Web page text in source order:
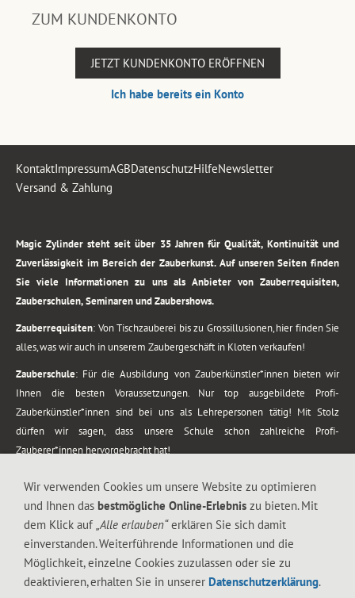
ZUM KUNDENKONTO
JETZT KUNDENKONTO ERÖFFNEN
Ich habe bereits ein Konto
KontaktImpressumAGBDatenschutzHilfeNewsletter
Versand & Zahlung
Magic Zylinder steht seit über 35 Jahren für Qualität, Kontinuität und
Zuverlässigkeit im Bereich der Zauberkunst. Auf unseren Seiten finden
Sie viele Informationen zu uns als Anbieter von Zauberrequisiten,
Zauberschulen, Seminaren und Zaubershows.
Zauberrequisiten: Von Tischzauberei bis zu Grossillusionen, hier finden Sie
alles, was wir auch in unserem Zaubergeschäft in Kloten verkaufen!
Zauberschule: Für die Ausbildung von Zauberkünstler*innen bieten wir
Ihnen die besten Voraussetzungen. Nur top ausgebildete Profi-
Zauberkünstler*innen sind bei uns als Lehrepersonen tätig! Mit Stolz
dürfen wir sagen, dass unsere Schule schon zahlreiche Profi-
Zauberer*innen hervorgebracht hat!
vom Kinderprogramm bis zur Tischzauberei. Lassen Sie sich faszinieren von
meiner Zauber-Sprech-Show, angerührt mit sprachlichen Sequenzen,
gewürzt mit Gags und visuellen Illusionen wie Kaninchen, Vasen, Seilen,
Wir verwenden Cookies um unsere Website zu optimieren
und Ihnen das bestmögliche Online-Erlebnis zu bieten. Mit
dem Klick auf „Alle erlauben“erklären Sie sich damit
einverstanden. Weiterführende Informationen und die
Möglichkeit, einzelne Cookies zuzulassen oder sie zu
deaktivieren, erhalten Sie in unserer Datenschutzerklärung.